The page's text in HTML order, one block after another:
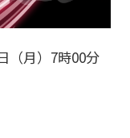
（月）7時00分